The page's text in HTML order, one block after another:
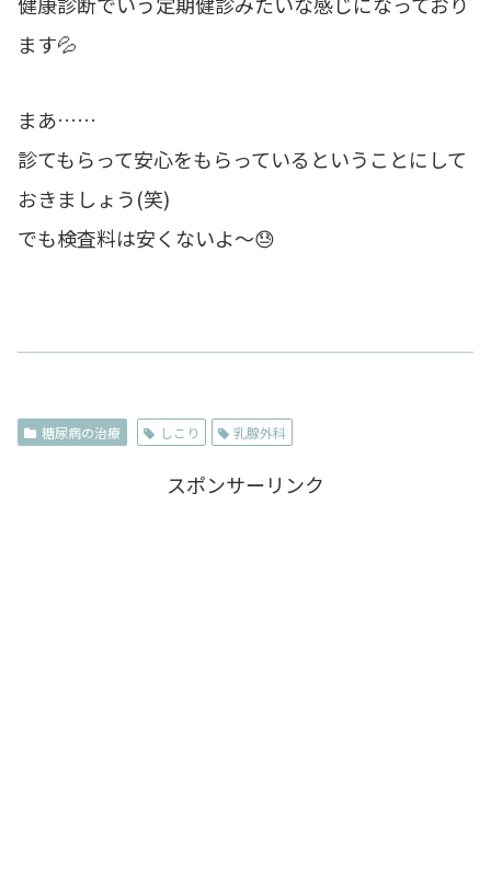
ます💦
まあ……
診てもらって安心をもらっているということにして
おきましょう(笑)
でも検査料は安くないよ～😓
糖尿病の治療 しこり 乳腺外科
スポンサーリンク